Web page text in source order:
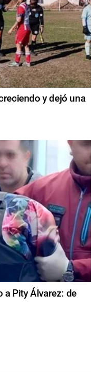
y dejó una
a Pity Álvarez: de